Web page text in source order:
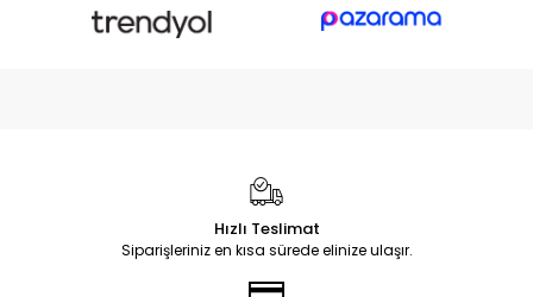
Hızlı Teslimat
Siparişleriniz en kısa sürede elinize ulaşır.